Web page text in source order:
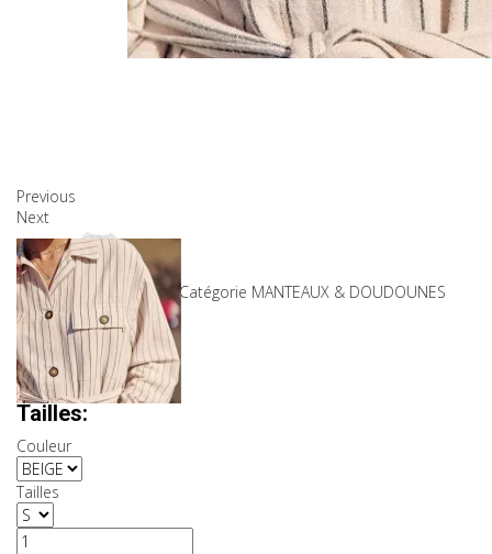
Previous
Next
Produits associés
SKU 8-5916_RAYURE_1 Catégorie MANTEAUX & DOUDOUNES
99,00 €
49,50 € Gagnez 50%
TTC
Couleurs:
Tailles:
Couleur
Tailles